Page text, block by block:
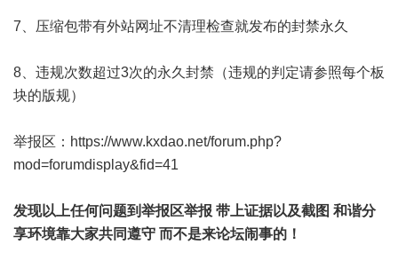
7、压缩包带有外站网址不清理检查就发布的封禁永久
8、违规次数超过3次的永久封禁（违规的判定请参照每个板
块的版规）
举报区： https://www.kxdao.net/forum.php?
mod=forumdisplay&fid=41
发现以上任何问题到举报区举报 带上证据以及截图 和谐分
享环境靠大家共同遵守 而不是来论坛闹事的！